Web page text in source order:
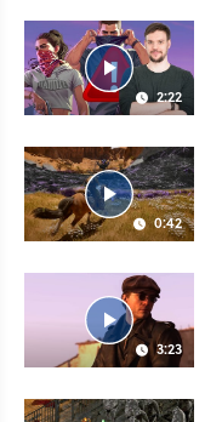
2:22
0:42
3:23